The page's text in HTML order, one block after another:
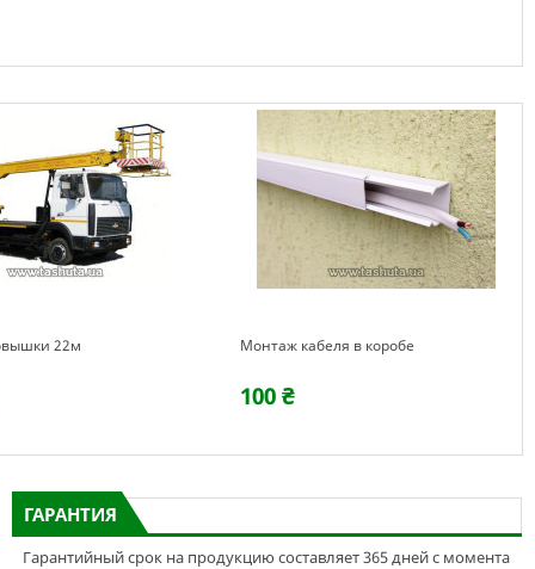
22м Монтаж кабеля в коробе
100 ₴
ГАРАНТИЯ
Гарантийный срок на продукцию составляет 365 дней с момента